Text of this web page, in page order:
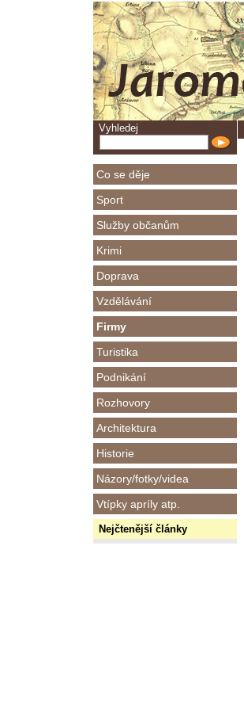
Vyhledej
Co se děje
Sport
Služby občanům
Krimi
Doprava
Vzdělávání
Firmy
Turistika
Podnikání
Rozhovory
Architektura
Historie
Názory/fotky/videa
Vtípky apríly atp.
Nejčtenější články